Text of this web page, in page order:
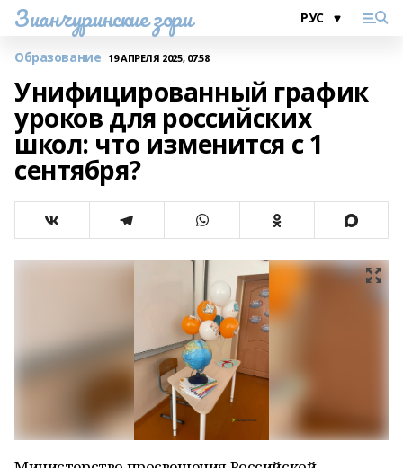
Зианчуринские зори
Образование 19 АПРЕЛЯ 2025, 07:58
Унифицированный график
уроков для российских
школ: что изменится с 1
сентября?